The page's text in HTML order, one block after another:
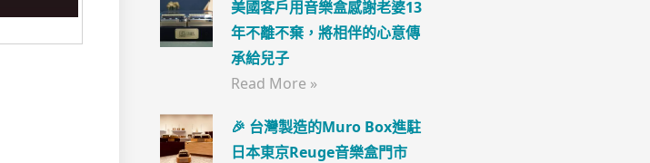
美國客戶用音樂盒感謝老婆13
年不離不棄，將相伴的心意傳
承給兒子
Read More »
🎉 台灣製造的Muro Box進駐
日本東京Reuge音樂盒門市